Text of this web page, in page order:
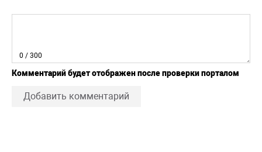
0 / 300
Комментарий будет отображен после проверки порталом
Добавить комментарий